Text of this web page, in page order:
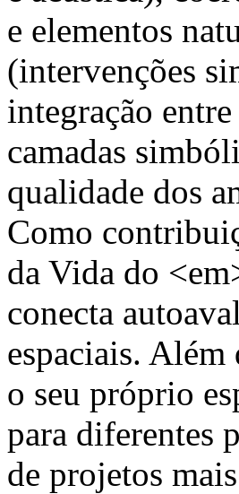
e elementos
(intervenções
integração
camadas
qualidade dos
Como
da Vida do
conecta
espaciais.
o seu próprio
para diferentes
de projetos